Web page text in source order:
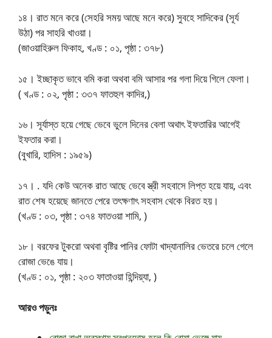
১৪। রাত মনে করে (সেহরি সময় আছে মনে করে) সুবহে সাদিকের (সূর্য
উঠা) পর সাহরি খাওয়া।
(জাওয়াহিরুল ফিকাহ, খণ্ড : ০১, পৃষ্ঠা : ৩৭৮)
১৫। ইচ্ছাকৃত ভাবে বমি করা অথবা বমি আসার পর গলা দিয়ে গিলে ফেলা।
( খণ্ড : ০২, পৃষ্ঠা : ৩৩৭ ফাতহুল কাদির,)
১৬। সূর্যাস্ত হয়ে গেছে ভেবে ভুলে দিনের বেলা অথাৎ ইফতারির আগেই
ইফতার করা।
(বুখারি, হাদিস : ১৯৫৯)
১৭। . যদি কেউ অনেক রাত আছে ভেবে স্ত্রী সহবাসে লিপ্ত হয়ে যায়, এবং
রাত শেষ হয়েছে জানতে পেরে তৎক্ষণাৎ সহবাস থেকে বিরত হয়।
(খণ্ড : ০৩, পৃষ্ঠা : ৩৭৪ ফাতওয়া শামি, )
১৮। বরফের টুকরো অথবা বৃষ্টির পানির ফোটা খাদ্যানালির ভেতরে চলে গেলে
রোজা ভেঙে যায়।
(খণ্ড : ০১, পৃষ্ঠা : ২০৩ ফাতাওয়া হিন্দিয়্যা, )
আরও পড়ুনঃ